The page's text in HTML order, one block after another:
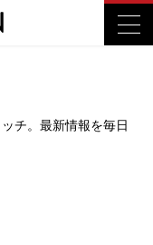
チ。最新情報を毎日